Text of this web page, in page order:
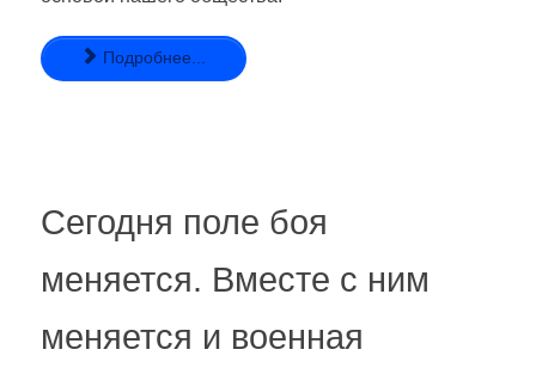
Подробнее...
Сегодня поле боя
меняется. Вместе с ним
меняется и военная